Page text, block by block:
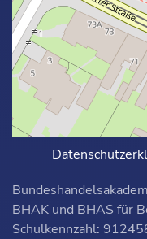
BHAK und BHAS für
Schulkennzahl: